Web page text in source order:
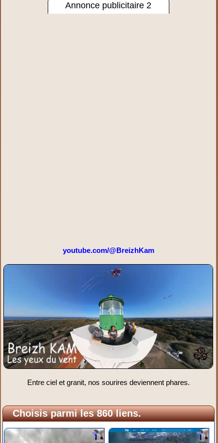
Annonce publicitaire 2
youtube.com/@BreizhKam
Entre ciel et granit, nos sourires deviennent phares.
Choisis parmi les 860 liens.